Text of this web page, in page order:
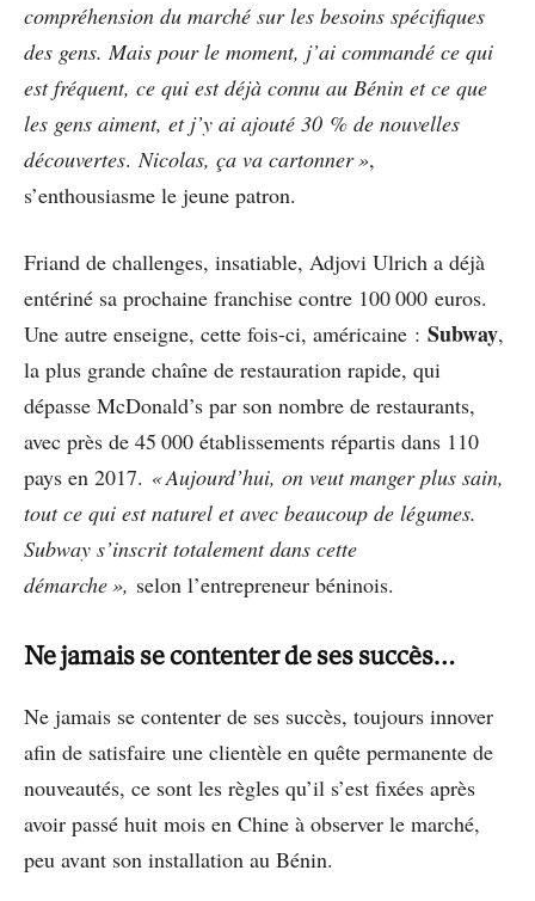
compréhension du marché sur les besoins spécifiques
des gens. Mais pour le moment, j’ai commandé ce qui
est fréquent, ce qui est déjà connu au Bénin et ce que
les gens aiment, et j’y ai ajouté 30 % de nouvelles
découvertes.Nicolas, ça va cartonner»,
s’enthousiasme le jeune patron.
Friand de challenges, insatiable, Adjovi Ulrich a déjà
entériné sa prochaine franchise contre 100 000 euros.
Une autre enseigne, cette fois-ci, américaine : Subway,
la plus grande chaîne de restauration rapide, qui
dépasse McDonald’s par son nombre de restaurants,
avec près de 45 000 établissements répartis dans 110
pays en 2017. « Aujourd’hui, on veut manger plus sain,
tout ce qui est naturel et avec beaucoup de légumes.
Subway s’inscrit totalement dans cette
démarche », selon l’entrepreneur béninois.
Ne jamais se contenter de ses succès…
Ne jamais se contenter de ses succès, toujours innover
afin de satisfaire une clientèle en quête permanente de
nouveautés, ce sont les règles qu’il s’est fixées après
avoir passé huit mois en Chine à observer le marché,
peu avant son installation au Bénin.